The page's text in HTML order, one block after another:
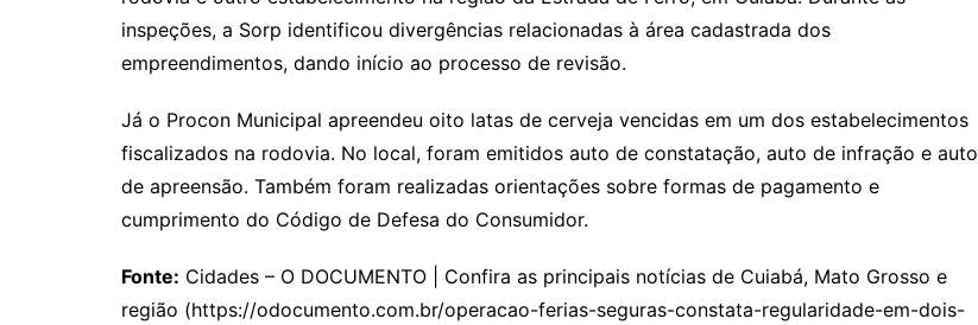
inspeções, a Sorp identificou divergências relacionadas à área cadastrada dos
empreendimentos, dando início ao processo de revisão.
Já o Procon Municipal apreendeu oito latas de cerveja vencidas em um dos estabelecimentos
fiscalizados na rodovia. No local, foram emitidos auto de constatação, auto de infração e auto
de apreensão. Também foram realizadas orientações sobre formas de pagamento e
cumprimento do Código de Defesa do Consumidor.
Fonte: Cidades – O DOCUMENTO | Confira as principais notícias de Cuiabá, Mato Grosso e
região (https://odocumento.com.br/operacao-ferias-seguras-constata-regularidade-em-dois-